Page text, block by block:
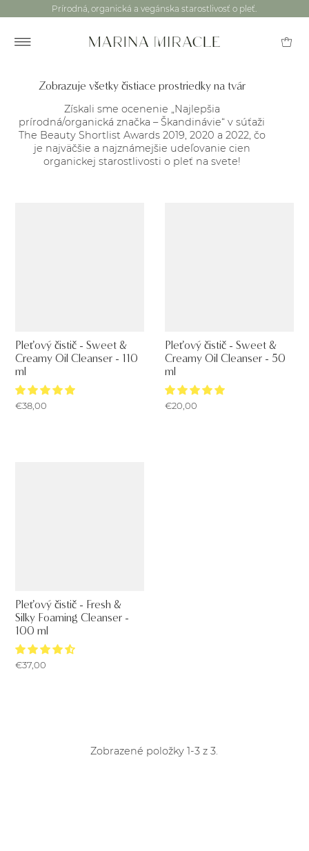
Prírodná, organická a vegánska starostlivosť o pleť.
Zobrazuje všetky čistiace prostriedky na tvár
Získali sme ocenenie „Najlepšia
prírodná/organická značka – Škandinávie“ v súťaži
The Beauty Shortlist Awards 2019, 2020 a 2022, čo
je najväčšie a najznámejšie udeľovanie cien
organickej starostlivosti o pleť na svete!
Pleťový čistič - Sweet &
Creamy Oil Cleanser - 110
ml
€38,00
Pleťový čistič - Sweet &
Creamy Oil Cleanser - 50
ml
€20,00
Pleťový čistič - Fresh &
Silky Foaming Cleanser -
100 ml
€37,00
Zobrazené položky 1-3 z 3.